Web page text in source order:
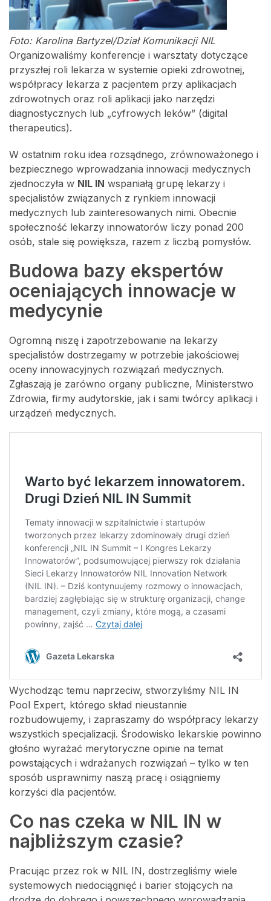
Foto: Karolina Bartyzel/Dział Komunikacji NIL
Organizowaliśmy konferencje i warsztaty dotyczące
przyszłej roli lekarza w systemie opieki zdrowotnej,
współpracy lekarza z pacjentem przy aplikacjach
zdrowotnych oraz roli aplikacji jako narzędzi
diagnostycznych lub „cyfrowych leków” (digital
therapeutics).
W ostatnim roku idea rozsądnego, zrównoważonego i
bezpiecznego wprowadzania innowacji medycznych
zjednoczyła w NIL IN wspaniałą grupę lekarzy i
specjalistów związanych z rynkiem innowacji
medycznych lub zainteresowanych nimi. Obecnie
społeczność lekarzy innowatorów liczy ponad 200
osób, stale się powiększa, razem z liczbą pomysłów.
Budowa bazy ekspertów
oceniających innowacje w
medycynie
Ogromną niszę i zapotrzebowanie na lekarzy
specjalistów dostrzegamy w potrzebie jakościowej
oceny innowacyjnych rozwiązań medycznych.
Zgłaszają je zarówno organy publiczne, Ministerstwo
Zdrowia, firmy audytorskie, jak i sami twórcy aplikacji i
urządzeń medycznych.
Wychodząc temu naprzeciw, stworzyliśmy NIL IN
Pool Expert, którego skład nieustannie
rozbudowujemy, i zapraszamy do współpracy lekarzy
wszystkich specjalizacji. Środowisko lekarskie powinno
głośno wyrażać merytoryczne opinie na temat
powstających i wdrażanych rozwiązań – tylko w ten
sposób usprawnimy naszą pracę i osiągniemy
korzyści dla pacjentów.
Co nas czeka w NIL IN w
najbliższym czasie?
Pracując przez rok w NIL IN, dostrzegliśmy wiele
systemowych niedociągnięć i barier stojących na